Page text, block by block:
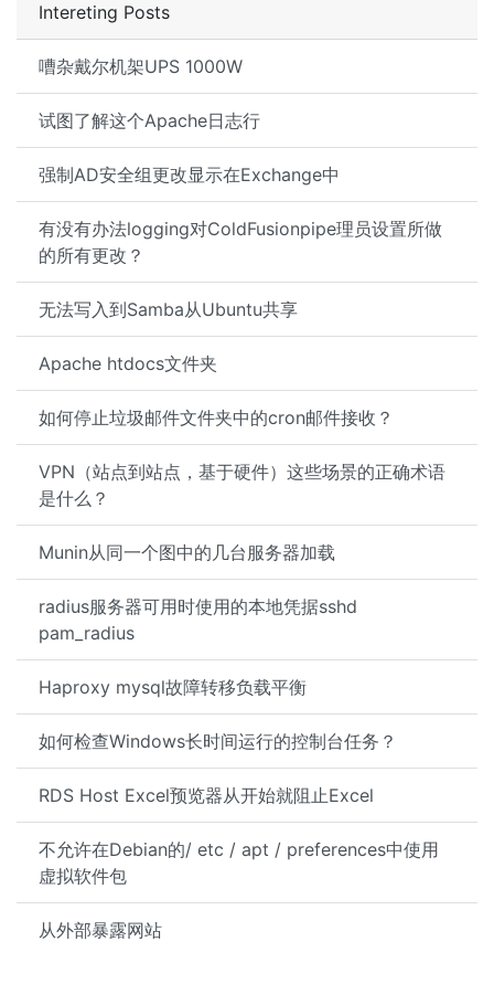
Intereting Posts
嘈杂戴尔机架UPS 1000W
试图了解这个Apache日志行
强制AD安全组更改显示在Exchange中
有没有办法logging对ColdFusionpipe理员设置所做
的所有更改？
无法写入到Samba从Ubuntu共享
Apache htdocs文件夹
如何停止垃圾邮件文件夹中的cron邮件接收？
VPN（站点到站点，基于硬件）这些场景的正确术语
是什么？
Munin从同一个图中的几台服务器加载
radius服务器可用时使用的本地凭据sshd
pam_radius
Haproxy mysql故障转移负载平衡
如何检查Windows长时间运行的控制台任务？
RDS Host Excel预览器从开始就阻止Excel
不允许在Debian的/ etc / apt / preferences中使用
虚拟软件包
从外部暴露网站